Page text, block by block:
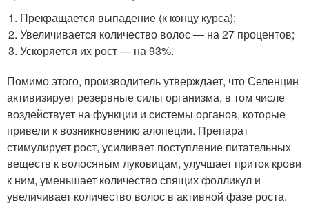
Прекращается выпадение (к концу курса);
Увеличивается количество волос — на 27 процентов;
Ускоряется их рост — на 93%.
Помимо этого, производитель утверждает, что Селенцин
активизирует резервные силы организма, в том числе
воздействует на функции и системы органов, которые
привели к возникновению алопеции. Препарат
стимулирует рост, усиливает поступление питательных
веществ к волосяным луковицам, улучшает приток крови
к ним, уменьшает количество спящих фолликул и
увеличивает количество волос в активной фазе роста.